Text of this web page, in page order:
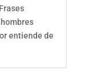
entiende de